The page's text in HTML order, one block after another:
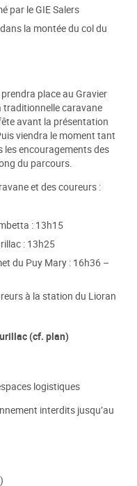
par le GIE Salers
la montée du col du
place au Gravier
traditionnelle caravane
avant la présentation
viendra le moment tant
les encouragements des
du parcours.
et des coureurs :
: 13h15
: 13h25
du Puy Mary : 16h36 –
à la station du Lioran
(cf. plan)
logistiques
interdits jusqu’au